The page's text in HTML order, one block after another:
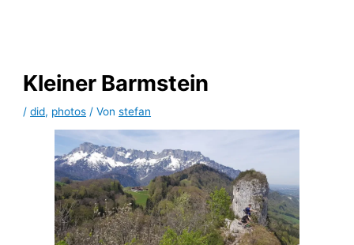
Kleiner Barmstein
/did, photos / Vonstefan